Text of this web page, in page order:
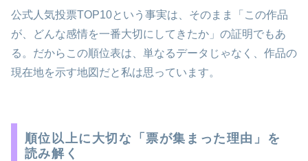
公式人気投票TOP10という事実は、そのまま「この作品
が、どんな感情を一番大切にしてきたか」の証明でもあ
る。だからこの順位表は、単なるデータじゃなく、作品の
現在地を示す地図だと私は思っています。
順位以上に大切な「票が集まった理由」を
読み解く